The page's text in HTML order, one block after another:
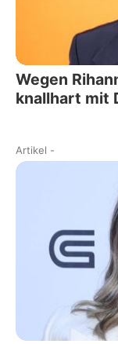
Wegen
knallhart mit
Artikel -